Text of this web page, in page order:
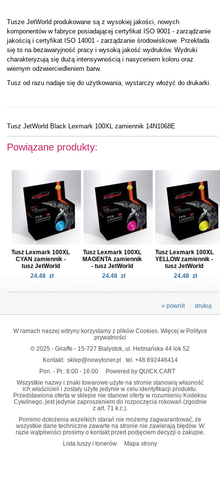
Tusze JetWorld produkowane są z wysokiej jakości, nowych
komponentów w fabryce posiadającej certyfikat ISO 9001 - zarządzanie
jakością i certyfikat ISO 14001 - zarządzanie środowiskowe. Przekłada
się to na bezawaryjność pracy i wysoką jakość wydruków. Wydruki
charakteryzują się dużą intensywnością i nasyceniem koloru oraz
wiernym odzwierciedleniem barw.
Tusz od razu nadaje się do użytkowania, wystarczy włożyć do drukarki.
Tusz JetWorld Black Lexmark 100XL zamiennik 14N1068E
Powiązane produkty:
Tusz Lexmark 100XL
CYAN zamiennik -
tusz JetWorld
24.48 zł
Tusz Lexmark 100XL
MAGENTA zamiennik
- tusz JetWorld
24.48 zł
Tusz Lexmark 100XL
YELLOW zamiennik -
tusz JetWorld
24.48 zł
drukuj
« powrót
W ramach naszej witryny korzystamy z plików Cookies. Więcej w Polityce
prywatności
© 2025 - Giraffe - 15-727 Białystok, ul. Hetmańska 44 lok 52
Kontakt: sklep@nowytoner.pl tel. +48 692446414
Pon. - Pt.: 8:00 - 16:00
Powered by QUICK.CART
Wszystkie nazwy i znaki towarowe użyte na stronie stanowią własność
ich właścicieli i zostały użyte jedynie w celu identyfikacji produktu.
Przedstawiona oferta w sklepie nie stanowi oferty w rozumieniu Kodeksu
Cywilnego, jest jedynie zaproszeniem do rozpoczęcia rokowań (zgodnie
z art. 71 k.c.).
Pomimo dołożenia wszelkich starań nie możemy zagwarantować, że
wszystkie dane techniczne zawarte na stronie nie zawierają błędów. W
razie wątpliwości prosimy o kontakt przed podjęciem decyzji o zakupie.
Lista tuszy i tonerów
Mapa strony